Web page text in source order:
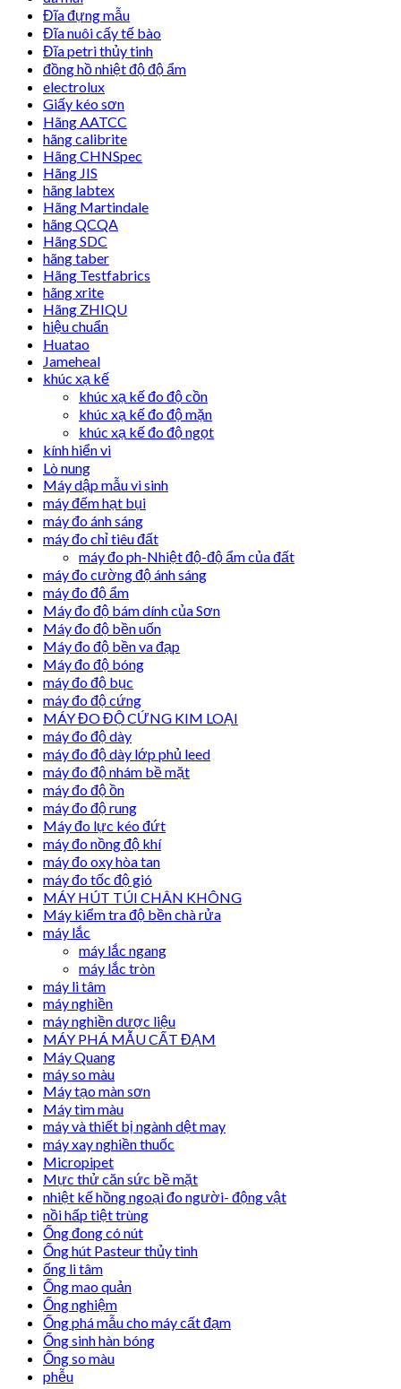
Đĩa đựng mẫu
Đĩa nuôi cấy tế bào
Đĩa petri thủy tinh
đồng hồ nhiệt độ độ ẩm
electrolux
Giấy kéo sơn
Hãng AATCC
hãng calibrite
Hãng CHNSpec
Hãng JIS
hãng labtex
Hãng Martindale
hãng QCQA
Hãng SDC
hãng taber
Hãng Testfabrics
hãng xrite
Hãng ZHIQU
hiệu chuẩn
Huatao
Jameheal
khúc xạ kế
khúc xạ kế đo độ cồn
khúc xạ kế đo độ mặn
khúc xạ kế đo độ ngọt
kính hiển vi
Lò nung
Máy dập mẫu vi sinh
máy đếm hạt bụi
máy đo ánh sáng
máy đo chỉ tiêu đất
máy đo ph-Nhiệt độ-độ ẩm của đất
máy đo cường độ ánh sáng
máy đo độ ẩm
Máy đo độ bám dính của Sơn
Máy đo độ bền uốn
Máy đo độ bền va đạp
Máy đo độ bóng
máy đo độ bục
máy đo độ cứng
MÁY ĐO ĐỘ CỨNG KIM LOẠI
máy đo độ dày
máy đo độ dày lớp phủ leed
máy đo độ nhám bề mặt
máy đo độ ồn
máy đo độ rung
Máy đo lực kéo đứt
máy đo nồng độ khí
máy đo oxy hòa tan
máy đo tốc độ gió
MÁY HÚT TÚI CHÂN KHÔNG
Máy kiểm tra độ bền chà rửa
máy lắc
máy lắc ngang
máy lắc tròn
máy li tâm
máy nghiền
máy nghiền dược liệu
MÁY PHÁ MẪU CẤT ĐẠM
Máy Quang
máy so màu
Máy tạo màn sơn
Máy tìm màu
máy và thiết bị ngành dệt may
máy xay nghiền thuốc
Micropipet
Mực thử căn sức bề mặt
nhiệt kế hồng ngoại đo người- động vật
nồi hấp tiệt trùng
Ống đong có nút
Ống hút Pasteur thủy tinh
ống li tâm
Ống mao quản
Ống nghiệm
Ống phá mẫu cho máy cất đạm
Ống sinh hàn bóng
Ống so màu
phễu